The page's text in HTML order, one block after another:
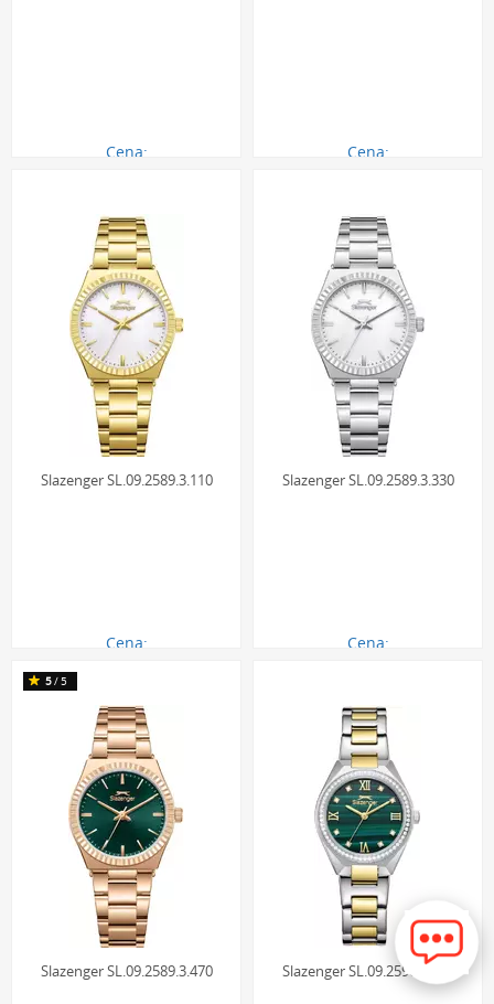
Cena:
Cena:
Slazenger SL.09.2589.3.110
Cena:
Slazenger SL.09.2589.3.330
Cena:
Slazenger SL.09.2589.3.470
5/5
Slazenger SL.09.2590.3.370